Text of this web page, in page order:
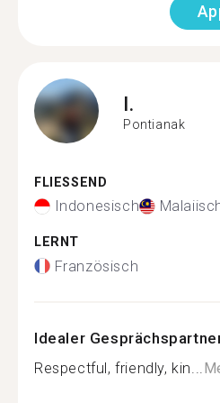
I.
Pontianak
FLIESSEND
Indonesisch
LERNT
Französisch
Idealer
Respectful, friendly, kin...